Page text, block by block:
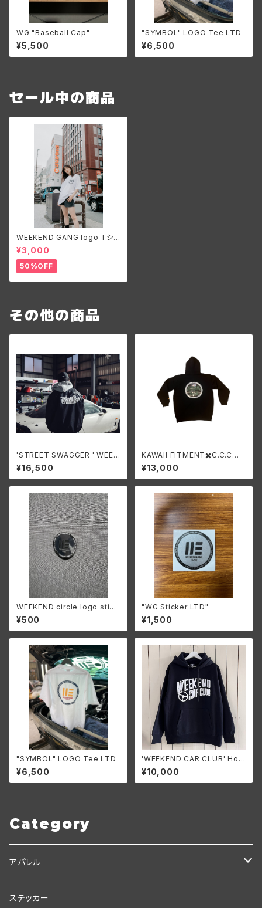
WG "Baseball Cap"
¥5,500
"SYMBOL" LOGO Tee LTD
¥6,500
セール中の商品
WEEKEND GANG logo Tシャ
ツ 白 背面プリント無
¥3,000
50%OFF
その他の商品
'STREET SWAGGER ' WEEK
END スタジアムジャケット
¥16,500
KAWAII FITMENT✖️C.C.C
✖️WEEKEND コラボパーカー
¥13,000
WEEKEND circle logo stick
er
¥500
"WG Sticker LTD"
¥1,500
"SYMBOL" LOGO Tee LTD
¥6,500
'WEEKEND CAR CLUB' Hoo
die
¥10,000
Category
アパレル
Ｃ.Ｃ.Ｃ
ステッカー